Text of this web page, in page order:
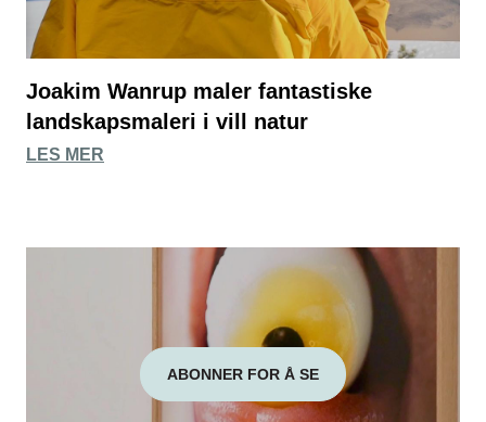
Joakim Wanrup maler fantastiske
landskapsmaleri i vill natur
LES MER
ABONNER FOR Å SE